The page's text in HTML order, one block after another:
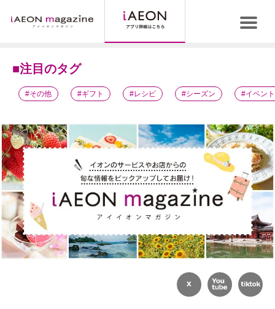
■注目のタグ
#その他 #ギフト #レシピ #シーズン #イベント